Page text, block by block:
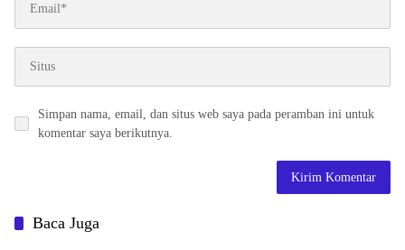
Simpan nama, email, dan situs web saya pada peramban ini untuk
komentar saya berikutnya.
Baca Juga